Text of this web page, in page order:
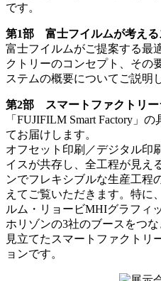
です。
第1部 富士フイルムが考える
富士フイルムがご提案する最
クトリーのコンセプト、その
ステムの概要についてご説明
第2部 スマートファクトリー
「FUJIFILM Smart Factory」
てお届けします。
オフセット印刷／デジタル印
イスが共存し、全工程が見え
ンでフレキシブルな生産工程
えてご覧いただきます。特に
ルム・リョービMHIグラフィ
ホリゾンの3社のブースをつ
見立てたスマートファクトリ
ョンです。